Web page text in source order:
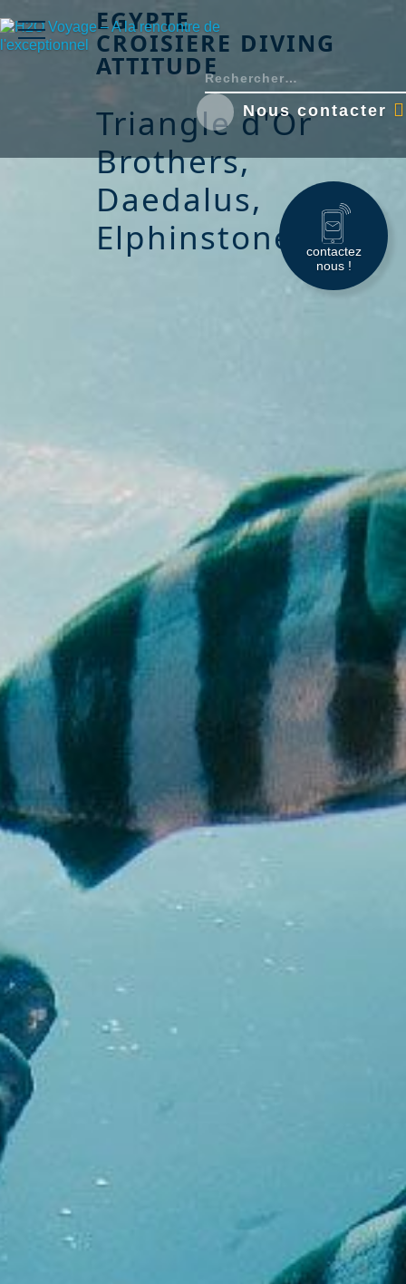
contactez
nous !
Nous contacter
EGYPTE
CROISIERE DIVING
ATTITUDE
Triangle d'Or
Brothers,
Daedalus,
Elphinstone